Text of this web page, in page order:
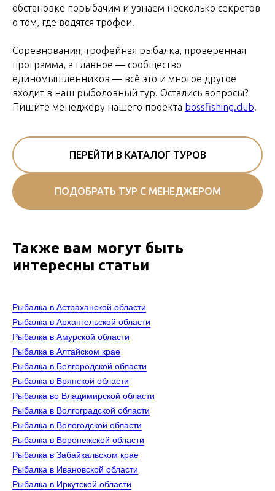
обстановке порыбачим и узнаем несколько секретов
о том, где водятся трофеи.
Соревнования, трофейная рыбалка, проверенная
программа, а главное — сообщество
единомышленников — всё это и многое другое
входит в наш рыболовный тур. Остались вопросы?
Пишите менеджеру нашего проекта bossfishing.club.
ПЕРЕЙТИ В КАТАЛОГ ТУРОВ
ПОДОБРАТЬ ТУР С МЕНЕДЖЕРОМ
Также вам могут быть
интересны статьи
Рыбалка в Астраханской области
Рыбалка в Архангельской области
Рыбалка в Амурской области
Рыбалка в Алтайском крае
Рыбалка в Белгородской области
Рыбалка в Брянской области
Рыбалка во Владимирской области
Рыбалка в Волгоградской области
Рыбалка в Вологодской области
Рыбалка в Воронежской области
Рыбалка в Забайкальском крае
Рыбалка в Ивановской области
Рыбалка в Иркутской области